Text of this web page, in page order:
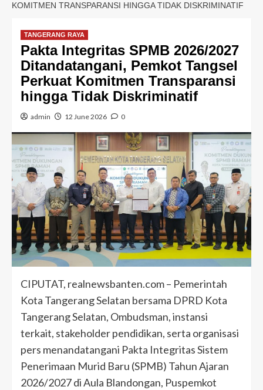
KOMITMEN TRANSPARANSI HINGGA TIDAK DISKRIMINATIF
TANGERANG RAYA
Pakta Integritas SPMB 2026/2027
Ditandatangani, Pemkot Tangsel
Perkuat Komitmen Transparansi
hingga Tidak Diskriminatif
admin 12 June 2026 0
CIPUTAT, realnewsbanten.com – Pemerintah
Kota Tangerang Selatan bersama DPRD Kota
Tangerang Selatan, Ombudsman, instansi
terkait, stakeholder pendidikan, serta organisasi
pers menandatangani Pakta Integritas Sistem
Penerimaan Murid Baru (SPMB) Tahun Ajaran
2026/2027 di Aula Blandongan, Puspemkot